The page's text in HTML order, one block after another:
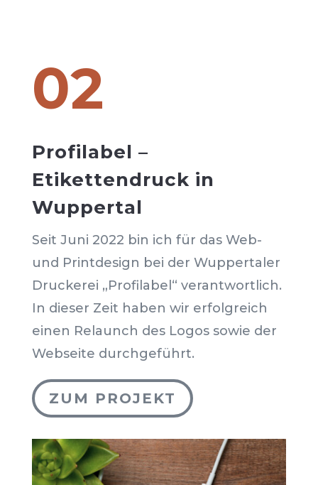
02
Profilabel –
Etikettendruck in
Wuppertal
Seit Juni 2022 bin ich für das Web-
und Printdesign bei der Wuppertaler
Druckerei „Profilabel“ verantwortlich.
In dieser Zeit haben wir erfolgreich
einen Relaunch des Logos sowie der
Webseite durchgeführt.
ZUM PROJEKT